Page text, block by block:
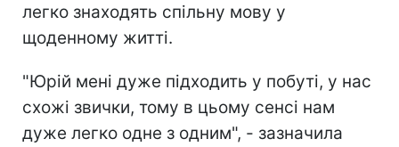
легко знаходять спільну мову у
щоденному житті.
"Юрій мені дуже підходить у побуті, у нас
схожі звички, тому в цьому сенсі нам
дуже легко одне з одним", - зазначила